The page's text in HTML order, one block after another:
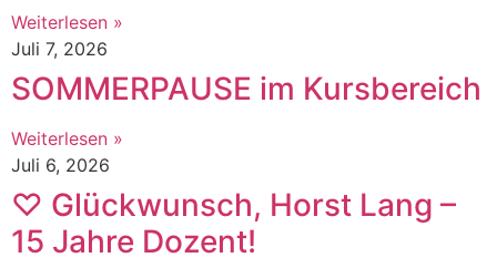
Weiterlesen »
Juli 7, 2026
SOMMERPAUSE im Kursbereich
Weiterlesen »
Juli 6, 2026
♡ Glückwunsch, Horst Lang –
15 Jahre Dozent!